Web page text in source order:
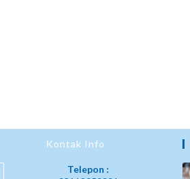
Kontak Info
Telepon :